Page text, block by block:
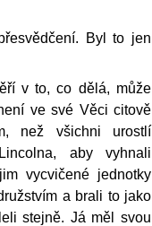
Byl to jen
v to, co dělá, může
ve své Věci citově
než všichni urostlí
aby vyhnali
vycvičené jednotky
a brali to jako
stejně. Já měl svou